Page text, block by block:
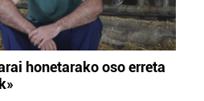
honetarako oso erreta